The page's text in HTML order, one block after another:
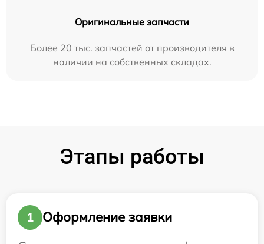
Оригинальные запчасти
Более 20 тыс. запчастей от производителя в
наличии на собственных складах.
Этапы работы
1
Оформление заявки